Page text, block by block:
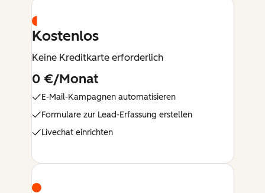
Kostenlos
Keine Kreditkarte erforderlich
0 €/Monat
E-Mail-Kampagnen automatisieren
Formulare zur Lead-Erfassung erstellen
Livechat einrichten